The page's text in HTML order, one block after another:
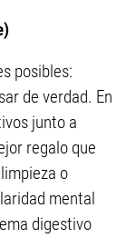
posibles:
de verdad. En
junto a
regalo que
o
mental
digestivo